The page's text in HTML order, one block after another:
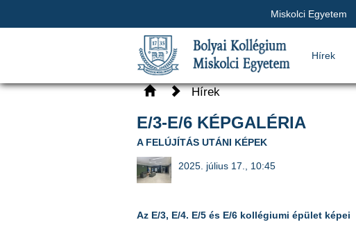
Miskolci Egyetem
Hírek
Hírek
E/3-E/6 KÉPGALÉRIA
A FELÚJÍTÁS UTÁNI KÉPEK
2025. július 17., 10:45
Az E/3, E/4. E/5 és E/6 kollégiumi épület képei